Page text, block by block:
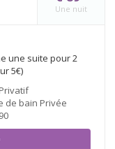
Une nuit
une suite pour 2
5€)
de bain Privée